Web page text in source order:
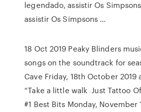
legendado, assistir Os
assistir Os Simpsons …
18 Oct 2019 Peaky Blinders
songs on the soundtrack for
Cave Friday, 18th October 2019
“Take a little walk Just Tattoo
#1 Best Bits Monday, November